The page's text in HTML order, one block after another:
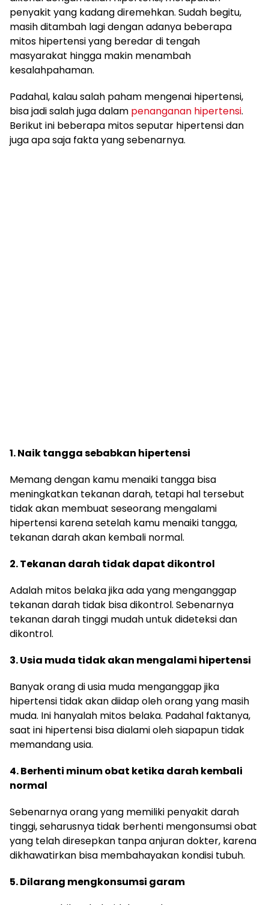
penyakit yang kadang diremehkan. Sudah begitu,
masih ditambah lagi dengan adanya beberapa
mitos hipertensi yang beredar di tengah
masyarakat hingga makin menambah
kesalahpahaman.
Padahal, kalau salah paham mengenai hipertensi,
bisa jadi salah juga dalam penanganan hipertensi.
Berikut ini beberapa mitos seputar hipertensi dan
juga apa saja fakta yang sebenarnya.
1. Naik tangga sebabkan hipertensi
Memang dengan kamu menaiki tangga bisa
meningkatkan tekanan darah, tetapi hal tersebut
tidak akan membuat seseorang mengalami
hipertensi karena setelah kamu menaiki tangga,
tekanan darah akan kembali normal.
2. Tekanan darah tidak dapat dikontrol
Adalah mitos belaka jika ada yang menganggap
tekanan darah tidak bisa dikontrol. Sebenarnya
tekanan darah tinggi mudah untuk dideteksi dan
dikontrol.
3. Usia muda tidak akan mengalami hipertensi
Banyak orang di usia muda menganggap jika
hipertensi tidak akan diidap oleh orang yang masih
muda. Ini hanyalah mitos belaka. Padahal faktanya,
saat ini hipertensi bisa dialami oleh siapapun tidak
memandang usia.
4. Berhenti minum obat ketika darah kembali
normal
Sebenarnya orang yang memiliki penyakit darah
tinggi, seharusnya tidak berhenti mengonsumsi obat
yang telah diresepkan tanpa anjuran dokter, karena
dikhawatirkan bisa membahayakan kondisi tubuh.
5. Dilarang mengkonsumsi garam